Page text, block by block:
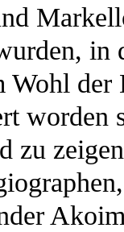
in
Wohl
worden
zu